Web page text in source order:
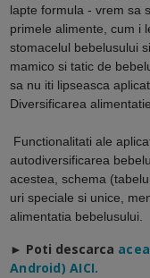
lapte formula - vrem sa
primele alimente, cum i
stomacelul bebelusului
mamico si tatic de
sa nu iti lipseasca
Diversificarea
Functionalitati ale
autodiversificarea
acestea, schema
uri speciale si unice,
alimentatia bebelusului.
► Poti descarca a
Android) AICI.